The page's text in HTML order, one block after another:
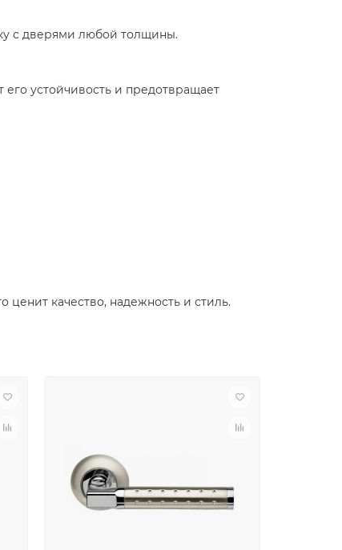
с дверями любой толщины.
устойчивость и предотвращает
ценит качество, надежность и стиль.